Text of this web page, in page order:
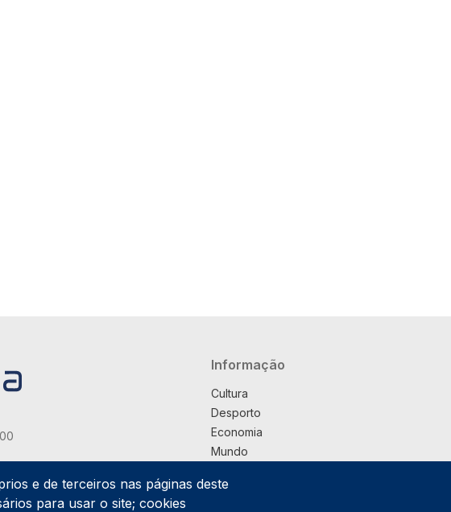
Navegação principal
Informação
Cultura
Desporto
Economia
Mundo
País
e de terceiros nas páginas deste
para usar o site; cookies